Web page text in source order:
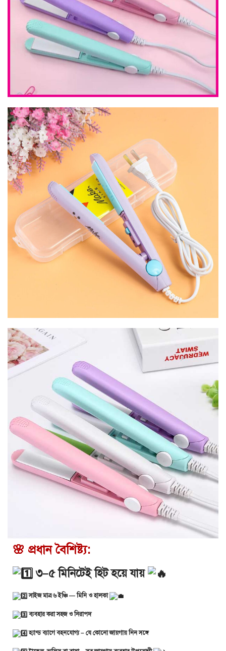
🌸 প্রধান বৈশিষ্ট্য:
৩–৫ মিনিটেই হিট হয়ে যায়
সাইজ মাত্র ৬ ইঞ্চি — মিনি ও হালকা
ব্যবহার করা সহজ ও নিরাপদ
হ্যান্ড ব্যাগে বহনযোগ্য – যে কোনো জায়গায় নিন সঙ্গে